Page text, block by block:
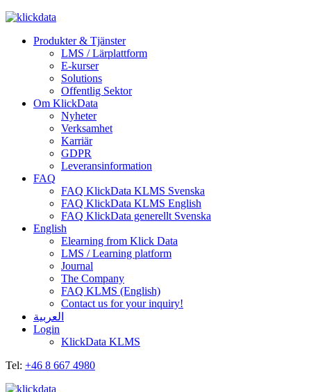
Produkter & Tjänster
LMS / Lärplattform
E-kurser
Solutions
Offentlig Sektor
Om KlickData
Nyheter
Verksamhet
Karriär
GDPR
Leveransinformation
FAQ
FAQ KlickData KLMS Svenska
FAQ KlickData KLMS English
FAQ KlickData generellt Svenska
English
Elearning from Klick Data
LMS / Learning platform
Journal
The Company
FAQ KLMS (English)
Contact us for your inquiry!
العربية
Login
KlickData KLMS
Tel: +46 8 667 4980